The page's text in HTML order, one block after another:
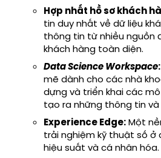
Hợp nhất hồ sơ khách
tin duy nhất về dữ liệu
thông tin từ nhiều nguồn
khách hàng toàn diện.
Data Science Workspace:
mẽ dành cho các nhà
dựng và triển khai các
tạo ra những thông tin
Experience Edge:Một
trải nghiệm kỹ thuật số ở
hiệu suất và cá nhân hóa.